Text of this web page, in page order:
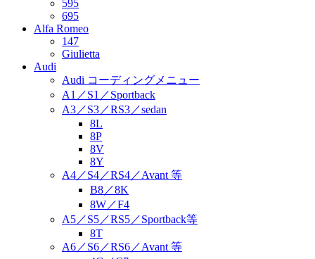
595
695
Alfa Romeo
147
Giulietta
Audi
Audi コーディングメニュー
A1／S1／Sportback
A3／S3／RS3／sedan
8L
8P
8V
8Y
A4／S4／RS4／Avant 等
B8／8K
8W／F4
A5／S5／RS5／Sportback等
8T
A6／S6／RS6／Avant 等